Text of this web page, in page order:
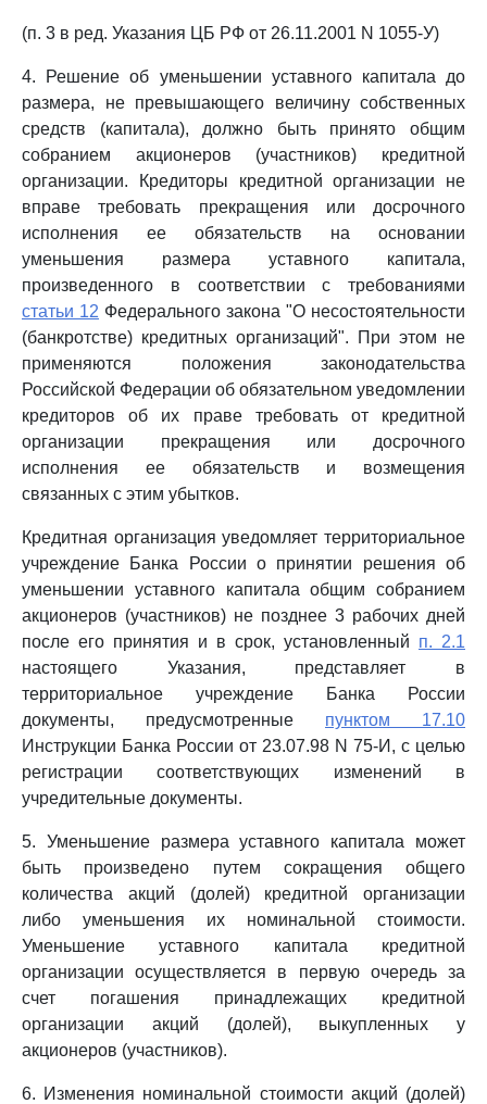
(п. 3 в ред. Указания ЦБ РФ от 26.11.2001 N 1055-У)
4. Решение об уменьшении уставного капитала до
размера, не превышающего величину собственных
средств (капитала), должно быть принято общим
собранием акционеров (участников) кредитной
организации. Кредиторы кредитной организации не
вправе требовать прекращения или досрочного
исполнения ее обязательств на основании
уменьшения размера уставного капитала,
произведенного в соответствии с требованиями
статьи 12 Федерального закона "О несостоятельности
(банкротстве) кредитных организаций". При этом не
применяются положения законодательства
Российской Федерации об обязательном уведомлении
кредиторов об их праве требовать от кредитной
организации прекращения или досрочного
исполнения ее обязательств и возмещения
связанных с этим убытков.
Кредитная организация уведомляет территориальное
учреждение Банка России о принятии решения об
уменьшении уставного капитала общим собранием
акционеров (участников) не позднее 3 рабочих дней
после его принятия и в срок, установленный п. 2.1
настоящего Указания, представляет в
территориальное учреждение Банка России
документы, предусмотренные пунктом 17.10
Инструкции Банка России от 23.07.98 N 75-И, с целью
регистрации соответствующих изменений в
учредительные документы.
5. Уменьшение размера уставного капитала может
быть произведено путем сокращения общего
количества акций (долей) кредитной организации
либо уменьшения их номинальной стоимости.
Уменьшение уставного капитала кредитной
организации осуществляется в первую очередь за
счет погашения принадлежащих кредитной
организации акций (долей), выкупленных у
акционеров (участников).
6. Изменения номинальной стоимости акций (долей)